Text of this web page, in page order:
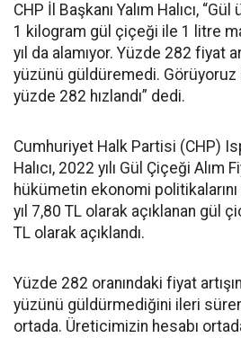
CHP İl Başkanı Yalım Halıcı,
1 kilogram gül çiçeği ile 1 litre
yıl da alamıyor. Yüzde 282 fiyat
yüzünü güldüremedi. Görüyoruz
yüzde 282 hızlandı” dedi.
Cumhuriyet Halk Partisi (CHP)
Halıcı, 2022 yılı Gül Çiçeği Alım
hükümetin ekonomi
yıl 7,80 TL olarak açıklanan gül
TL olarak açıklandı.
Yüzde 282 oranındaki fiyat
yüzünü güldürmediğini ileri
ortada. Üreticimizin hesabı